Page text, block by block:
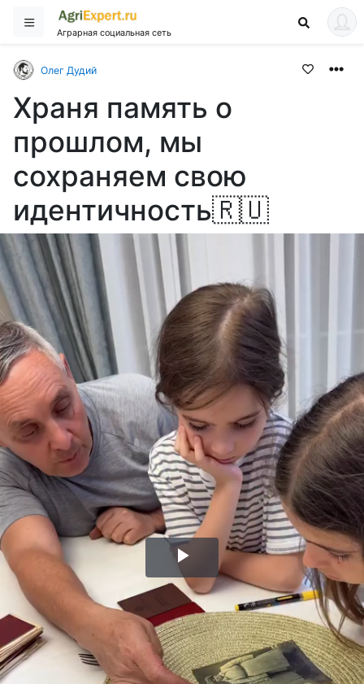
Аграрная социальная сеть
Олег Дудий
Храня память о
прошлом, мы
сохраняем свою
идентичность🇷🇺
Воспроизвести
видео